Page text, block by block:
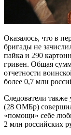
Оказалось, что в
бригады не
пайка и 290
гривен. Общая
отчетности
более 0,7 млн
Следователи также
(28 ОМБр)
«помощи» себе
2 млн российских